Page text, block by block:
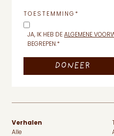
TOESTEMMING *
JA, IK HEB DE ALGEMENE
BEGREPEN.*
Verhalen
Alle